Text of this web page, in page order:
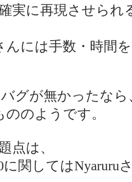
実に再現させら
んには手数・時間
バグが無かったな
ののようです。
点は、
に関しては